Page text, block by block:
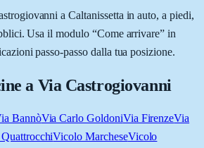
a Caltanissetta in auto, a piedi,
Usa il modulo “Come arrivare” in
passo-passo dalla tua posizione.
a Via Castrogiovanni
BannòVia Carlo GoldoniVia FirenzeVia
Vicolo MarcheseVicolo